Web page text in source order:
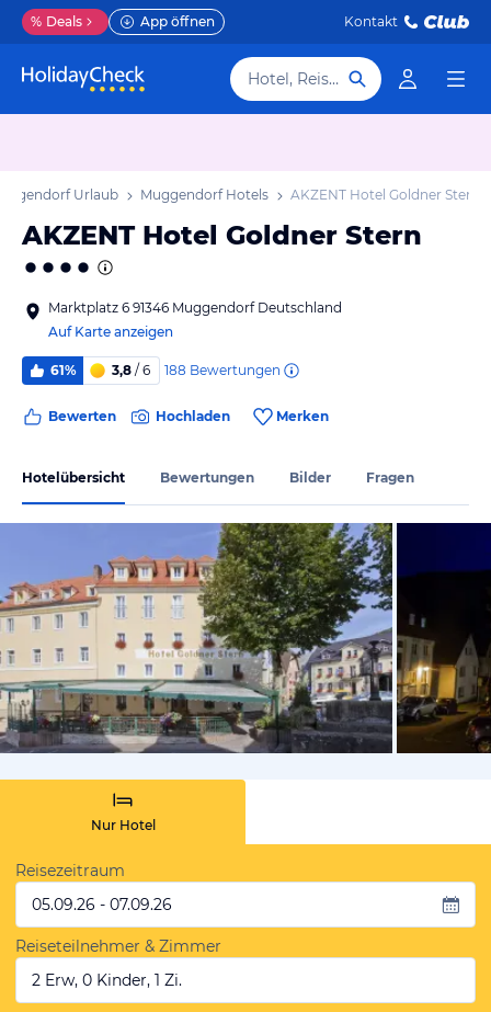
% Deals App öffnen Kontakt
Hotel, Reiseziel
Urlaub Muggendorf Hotels AKZENT Hotel Goldner Stern
AKZENT Hotel Goldner Stern
Marktplatz 6 91346 Muggendorf Deutschland
Auf Karte anzeigen
61% 3,8 / 6 188 Bewertungen
Bewerten Hochladen Merken
Hotelübersicht Bewertungen Bilder Fragen
vom
Nur Hotel
Reisezeitraum
05.09.26 - 07.09.26
Reiseteilnehmer & Zimmer
2 Erw, 0 Kinder, 1 Zi.